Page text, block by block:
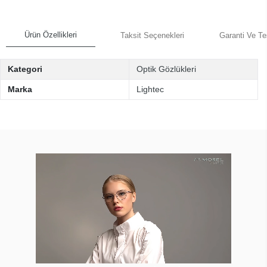
Ürün Özellikleri Taksit Seçenekleri Garanti Ve
Kategori Optik Gözlükleri
Marka Lightec